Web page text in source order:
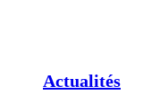
Actualités